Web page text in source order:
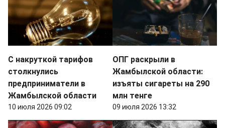
С накруткой тарифов
столкнулись
предприниматели в
Жамбылской области
10 июля 2026 09:02
ОПГ раскрыли в
Жамбылской области:
изъяты сигареты на 290
млн тенге
09 июля 2026 13:32